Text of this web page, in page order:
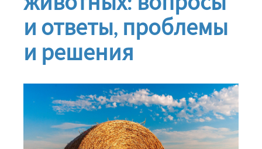
и ответы, проблемы
и решения